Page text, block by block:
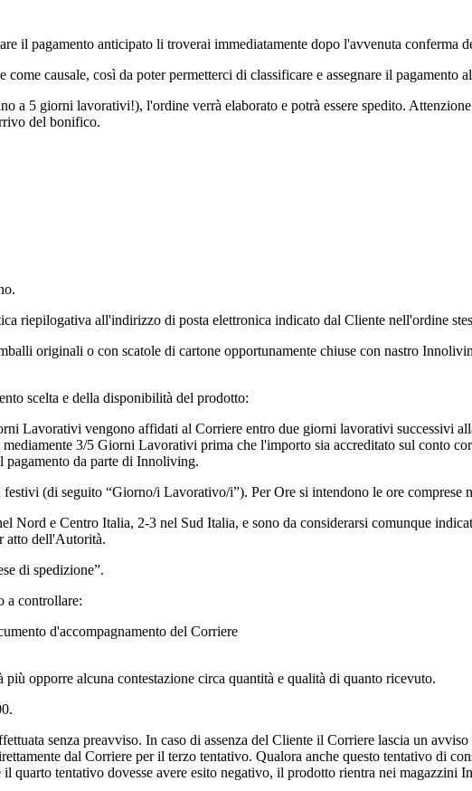
il pagamento anticipato li troverai immediatamente dopo l'avvenuta conferma
causale, così da poter permetterci di classificare e assegnare il pagamento
a 5 giorni lavorativi!), l'ordine verrà elaborato e potrà essere spedito.
del bonifico.
riepilogativa all'indirizzo di posta elettronica indicato dal Cliente nell'ordine
originali o con scatole di cartone opportunamente chiuse con nastro
scelta e della disponibilità del prodotto:
Lavorativi vengono affidati al Corriere entro due giorni lavorativi successivi
3/5 Giorni Lavorativi prima che l'importo sia accreditato sul conto
da parte di Innoliving.
(di seguito “Giorno/i Lavorativo/i”). Per Ore si intendono le ore comprese
e Centro Italia, 2-3 nel Sud Italia, e sono da considerarsi comunque
atto dell'Autorità.
di spedizione”.
a controllare:
d'accompagnamento del Corriere
opporre alcuna contestazione circa quantità e qualità di quanto ricevuto.
senza preavviso. In caso di assenza del Cliente il Corriere lascia un
dal Corriere per il terzo tentativo. Qualora anche questo tentativo di
quarto tentativo dovesse avere esito negativo, il prodotto rientra nei magazzini